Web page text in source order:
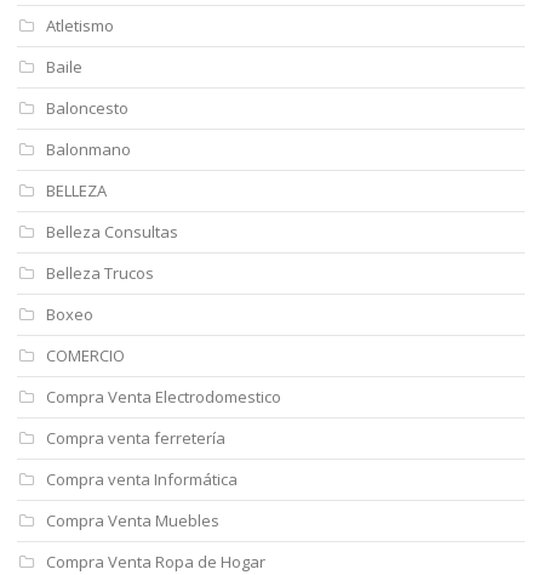
Atletismo
Baile
Baloncesto
Balonmano
BELLEZA
Belleza Consultas
Belleza Trucos
Boxeo
COMERCIO
Compra Venta Electrodomestico
Compra venta ferretería
Compra venta Informática
Compra Venta Muebles
Compra Venta Ropa de Hogar